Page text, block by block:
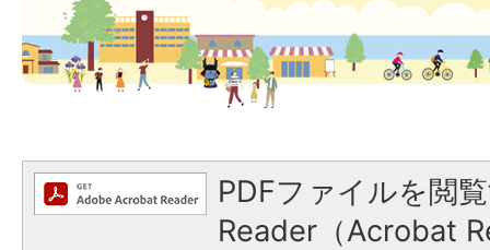
PDFファイルを閲
Reader（Acrobat